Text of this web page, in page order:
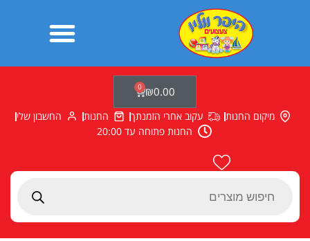
Products
₪0.00
0
עגלת
קניות
מיקום החנות עקוב אחרי הזמנתך החנות
החשבון שלי
החנות פתוחה עד 20:00